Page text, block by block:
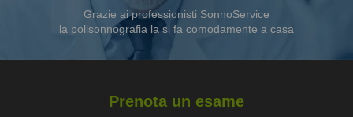
Grazie ai professionisti SonnoService
la polisonnografia la si fa comodamente a casa
Prenota un esame